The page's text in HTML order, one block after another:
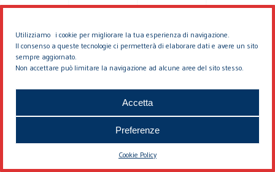
Utilizziamo i cookie per migliorare la tua esperienza di navigazione.
Il consenso a queste tecnologie ci permetterà di elaborare dati e avere un sito
sempre aggiornato.
Non accettare può limitare la navigazione ad alcune aree del sito stesso.
Accetta
Preferenze
Cookie Policy
un referendum già convocato distrugge,
rispetto della legalità costituzionale che è il
presupposto minimo per il funzionamento della
e lavoro. Ma oggi il capitale spadroneggia sul
lavoro. Lo Stato per primo abusa del precariato
(nella scuola, negli ospedali, nelle biblioteche,
nei musei). Bisogna tornare a un rapporto più